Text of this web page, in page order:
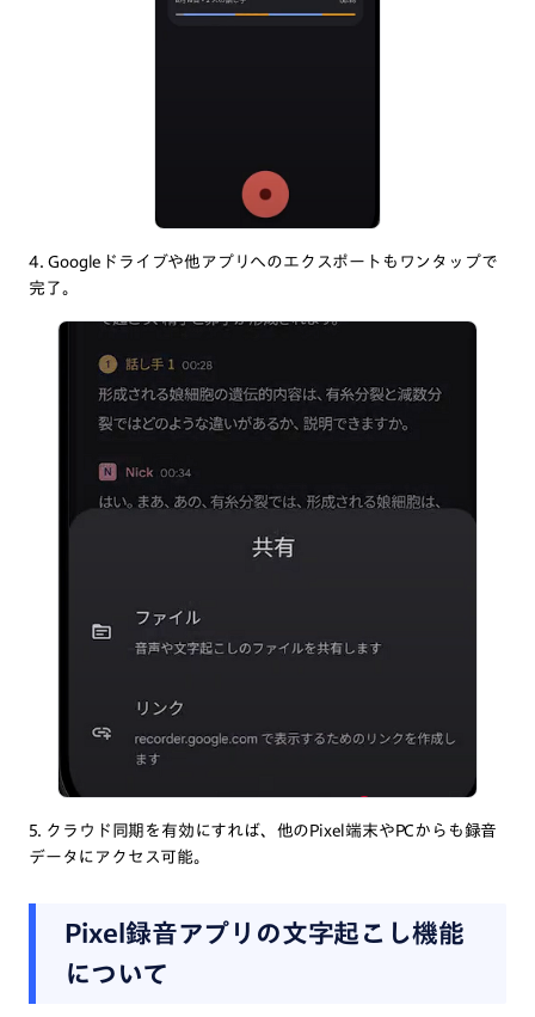
4. Googleドライブや他アプリへのエクスポートもワンタップで
完了。
5. クラウド同期を有効にすれば、他のPixel端末やPCからも録音
データにアクセス可能。
Pixel録音アプリの文字起こし機能
について